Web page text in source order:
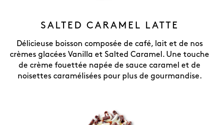
SALTED CARAMEL LATTE
Délicieuse boisson composée de café, lait et de nos
crèmes glacées Vanilla et Salted Caramel. Une touche
de crème fouettée napée de sauce caramel et de
noisettes caramélisées pour plus de gourmandise.